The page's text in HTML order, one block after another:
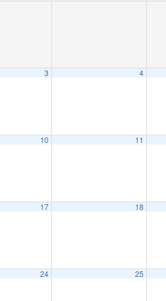
3 4
10 11
17 18
24 25